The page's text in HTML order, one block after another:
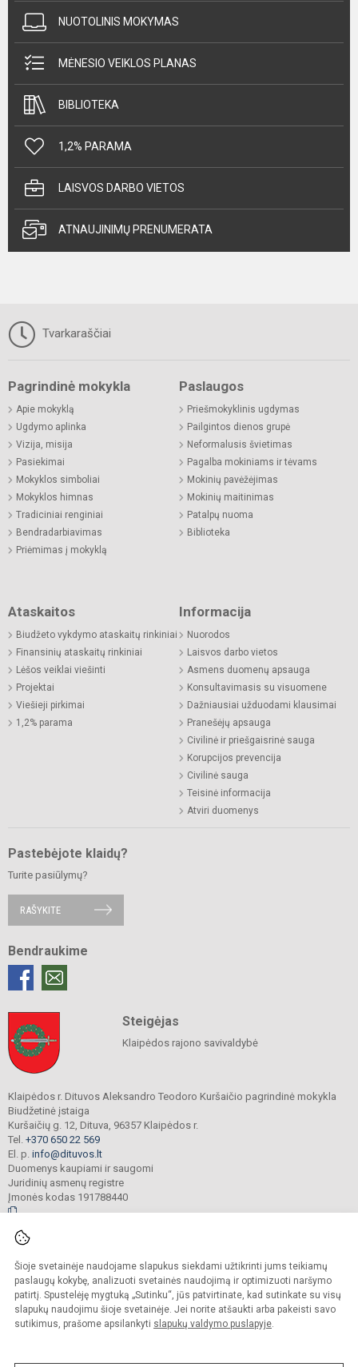
Šioje svetainėje naudojame slapukus siekdami užtikrinti jums teikiamų
paslaugų kokybę, analizuoti svetainės naudojimą ir optimizuoti naršymo
patirtį. Spustelėję mygtuką „Sutinku“, jūs patvirtinate, kad sutinkate su visų
slapukų naudojimu šioje svetainėje. Jei norite atšaukti arba pakeisti savo
sutikimus, prašome apsilankyti slapukų valdymo puslapyje.
NUOTOLINIS MOKYMAS
MĖNESIO VEIKLOS PLANAS
BIBLIOTEKA
1,2% PARAMA
LAISVOS DARBO VIETOS
ATNAUJINIMŲ PRENUMERATA
Tvarkaraščiai
Pagrindinė mokykla
Apie mokyklą
Ugdymo aplinka
Vizija, misija
Pasiekimai
Mokyklos simboliai
Mokyklos himnas
Tradiciniai renginiai
Bendradarbiavimas
Priėmimas į mokyklą
Paslaugos
Priešmokyklinis ugdymas
Pailgintos dienos grupė
Neformalusis švietimas
Pagalba mokiniams ir tėvams
Mokinių pavėžėjimas
Mokinių maitinimas
Patalpų nuoma
Biblioteka
Ataskaitos
Biudžeto vykdymo ataskaitų rinkiniai
Finansinių ataskaitų rinkiniai
Lėšos veiklai viešinti
Projektai
Viešieji pirkimai
1,2% parama
Informacija
Nuorodos
Laisvos darbo vietos
Asmens duomenų apsauga
Konsultavimasis su visuomene
Dažniausiai užduodami klausimai
Pranešėjų apsauga
Civilinė ir priešgaisrinė sauga
Korupcijos prevencija
Civilinė sauga
Teisinė informacija
Atviri duomenys
Pastebėjote klaidų?
Turite pasiūlymų?
RAŠYKITE
Bendraukime
Steigėjas
Klaipėdos rajono savivaldybė
Klaipėdos r. Dituvos Aleksandro Teodoro Kuršaičio pagrindinė mokykla
Biudžetinė įstaiga
Kuršaičių g. 12, Dituva, 96357 Klaipėdos r.
Tel. +370 650 22 569
El. p. info@dituvos.lt
Duomenys kaupiami ir saugomi
Juridinių asmenų registre
Įmonės kodas 191788440
Visos teisės saugomos. Kopijuoti turinį be raštiško įstaigos administracijos
sutikimo griežtai draudžiama.
Prieinamumo paraiška Slapukų politika
Sumanus būdas atnaujinti